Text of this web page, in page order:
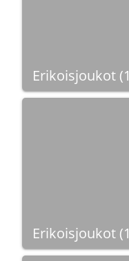
Erikoisjoukot
Erikoisjoukot